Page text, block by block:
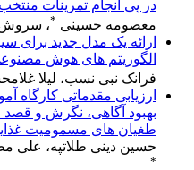
در پی انجام تمرینات
معصومه حسینی *، سروش
ارائه یک مدل جدید برای
الگوریتم های هوش
فرانک نبی نسب، لیلا
ارزیابی مقدماتی کارگاه
بهبود آگاهی، نگرش و
طغیان های مسمومیت
حسین دینی طلاتپه، علی
*